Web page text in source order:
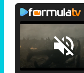
Loaded: